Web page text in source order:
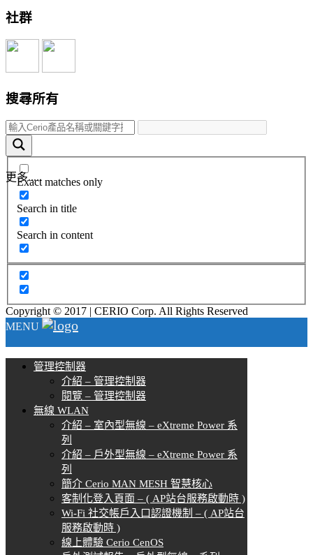
社群
搜尋所有
更多.....
Exact matches only
Search in title
Search in content
Copyright © 2017 | CERIO Corp. All Rights Reserved
MENU
管理控制器
介紹 – 管理控制器
閱覽 – 管理控制器
無線 WLAN
介紹 – 室內型無線 – eXtreme Power 系
列
介紹 – 戶外型無線 – eXtreme Power 系
列
簡介 Cerio MAN MESH 智慧核心
客制化登入頁面 – ( AP站台服務啟動時 )
Wi-Fi 社交帳戶入口認證機制 – ( AP站台
服務啟動時 )
線上體驗 Cerio CenOS